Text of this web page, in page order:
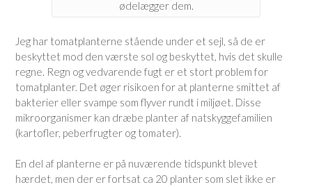
ødelægger dem.
Jeg har tomatplanterne stående under et sejl, så de er
beskyttet mod den værste sol og beskyttet, hvis det skulle
regne. Regn og vedvarende fugt er et stort problem for
tomatplanter. Det øger risikoen for at planterne smittet af
bakterier eller svampe som flyver rundt i miljøet. Disse
mikroorganismer kan dræbe planter af natskyggefamilien
(kartofler, peberfrugter og tomater).
En del af planterne er på nuværende tidspunkt blevet
hærdet, men der er fortsat ca 20 planter som slet ikke er